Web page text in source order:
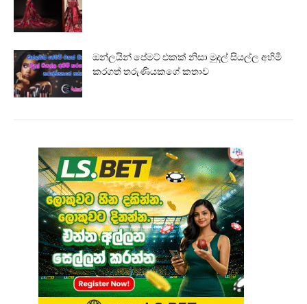
ඔන්ලයින් පේමට් එකක් නිසා මුදල් සියල්ල අහිමි
කරගත් තරුණියකගේ කතාව